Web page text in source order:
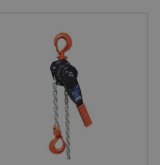
sobre nuestra gama